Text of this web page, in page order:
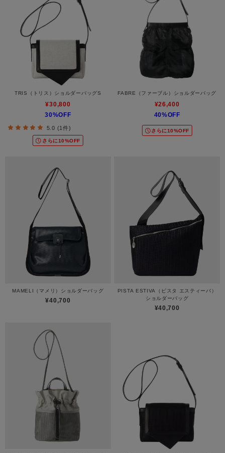
TRIS（トリス）ショルダーバッグS
¥30,800
30%OFF
5.0 (1件)
さらに10%OFF
FABRE（ファーブル）ショルダーバッグ
¥26,400
40%OFF
さらに10%OFF
MAMELI（マメリ）ショルダーバッグ
¥40,700
PISTA ESTIVA（ピスタ エスティーバ）
ショルダーバッグ
¥40,700